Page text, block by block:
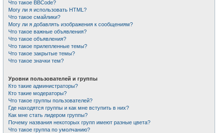
Что такое BBCode?
Могу ли я использовать HTML?
Что такое смайлики?
Могу ли я добавлять изображения к сообщениям?
Что такое важные объявления?
Что такое объявления?
Что такое прилепленные темы?
Что такое закрытые темы?
Что такое значки тем?
Уровни пользователей и группы
Кто такие администраторы?
Кто такие модераторы?
Что такое группы пользователей?
Где находятся группы и как мне вступить в них?
Как мне стать лидером группы?
Почему названия некоторых групп имеют разные цвета?
Что такое группа по умолчанию?